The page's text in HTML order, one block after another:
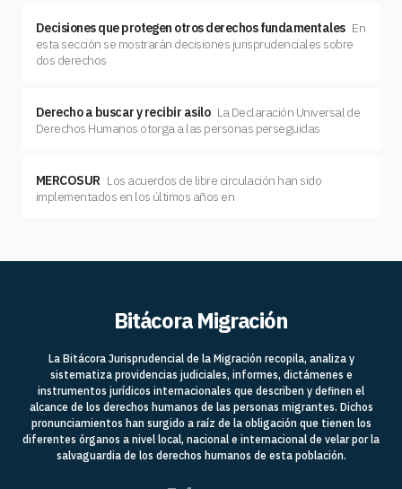
Decisiones que protegen otros derechos fundamentales En
esta sección se mostrarán decisiones jurisprudenciales sobre
dos derechos
Derecho a buscar y recibir asilo La Declaración Universal de
Derechos Humanos otorga a las personas perseguidas
MERCOSUR Los acuerdos de libre circulación han sido
implementados en los últimos años en
Bitácora Migración
La Bitácora Jurisprudencial de la Migración recopila, analiza y
sistematiza providencias judiciales, informes, dictámenes e
instrumentos jurídicos internacionales que describen y definen el
alcance de los derechos humanos de las personas migrantes. Dichos
pronunciamientos han surgido a raíz de la obligación que tienen los
diferentes órganos a nivel local, nacional e internacional de velar por la
salvaguardia de los derechos humanos de esta población.